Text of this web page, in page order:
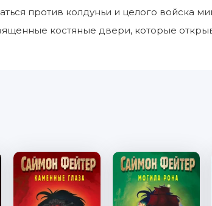
против колдуньи и целого войска
костяные двери, которые